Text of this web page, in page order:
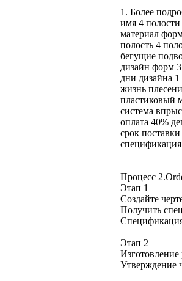
1. Более
имя 4
материал
полость 4
бегущие
дизайн форм
дни дизайна 1
жизнь
пластиковый
система
оплата 40%
срок
спецификация
Процесс
Этап 1
Создайте
Получить
Этап 2
Утверждение